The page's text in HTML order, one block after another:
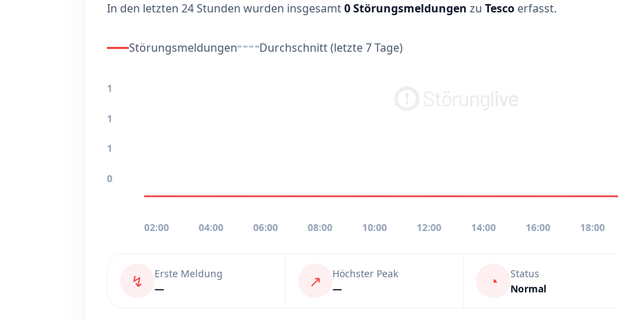
In den letzten 24 Stunden wurden insgesamt0 Störungsmeldungen zu Tesco erfasst.
Störungsmeldungen Durchschnitt (letzte 7 Tage)
1
1
1
0
02:00 04:00 06:00 08:00 10:00 12:00 14:00 16:00 18:00
↯
Erste Meldung
—
↗
Höchster Peak
—
◔
Status
Normal